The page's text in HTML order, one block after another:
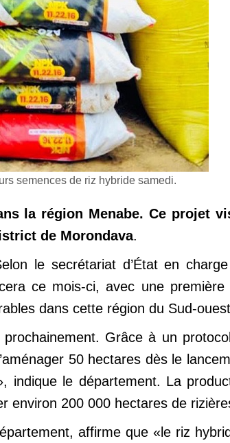
semences de riz hybride samedi.
la région Menabe. Ce projet
de Morondava.
le secrétariat d’État en
ce mois-ci, avec une première
dans cette région du Sud-ouest
Grâce à un
50 hectares dès le
indique le département. La
environ 200 000 hectares de
affirme que «le riz